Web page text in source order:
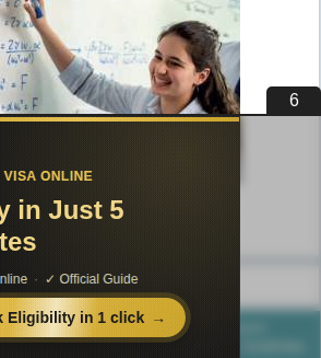
по педагогике
публикаций
- 2016-2026 год. Материал
и учебных целей.
5